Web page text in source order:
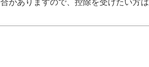
がありますので、控除を受けたい方は